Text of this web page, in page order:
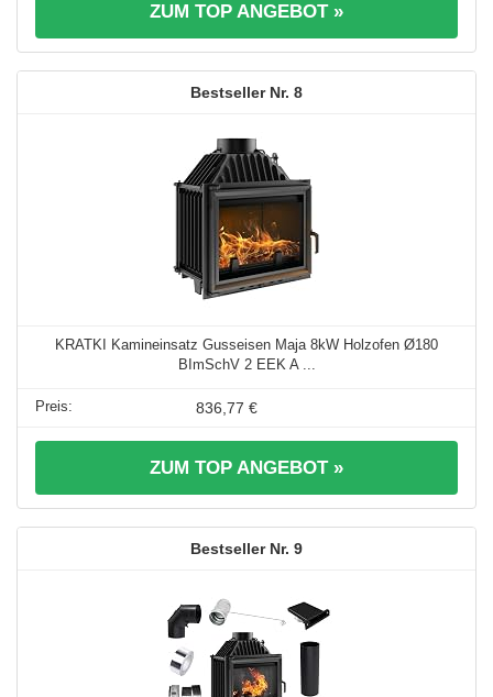
ZUM TOP ANGEBOT »
8
KRATKI Kamineinsatz Gusseisen Maja 8kW Holzofen Ø180
BImSchV 2 EEK A ...
836,77 €
ZUM TOP ANGEBOT »
9